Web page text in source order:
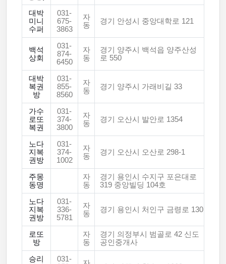
대박
미니
수퍼
031-
675-
3863
자
동
경기 안성시 중앙대학로 121
백석
상회
031-
874-
6450
자
동
경기 양주시 백석읍 양주산성
로 550
대박
복권
방
031-
855-
8560
자
동
경기 양주시 가래비길 33
가수
로또
복권
031-
374-
3800
자
동
경기 오산시 발안로 1354
노다
지복
권방
031-
374-
1002
자
동
경기 오산시 오산로 298-1
주몽
동명
자
동
경기 용인시 수지구 포은대로
319 중앙빌딩 104호
노다
지복
권방
031-
336-
5781
자
동
경기 용인시 처인구 금령로 130
로또
방
자
동
경기 의정부시 범골로 42 신도
공인중개사
승리
031-